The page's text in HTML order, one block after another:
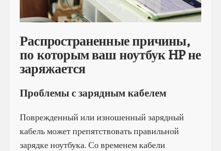
Распространенные причины,
по которым ваш ноутбук HP не
заряжается
Проблемы с зарядным кабелем
Поврежденный или изношенный зарядный
кабель может препятствовать правильной
зарядке ноутбука. Со временем кабели